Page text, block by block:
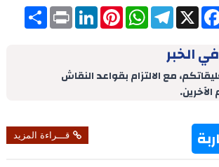
S
h
P
r
L
I
P
e
W
h
p
T
e
g
a
X
الخبر
مع الالتزام بقواعد النقاش
قـــراءة المزيد